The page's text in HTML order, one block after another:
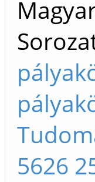
5626